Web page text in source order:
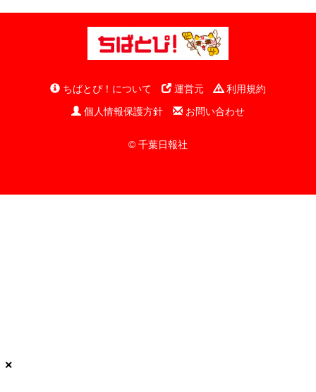
ちばとぴ！について 運営元
利用規約
個人情報保護方針
お問い合わせ
© 千葉日報社
×